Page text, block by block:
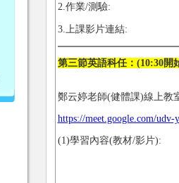
2.作業/測驗:
3.上課影片連結:
第三節英語科任：(10:30開
鄭云婷老師(健體課)線上教
https://meet.google.com/udv-
(1)學習內容(教材/影片):